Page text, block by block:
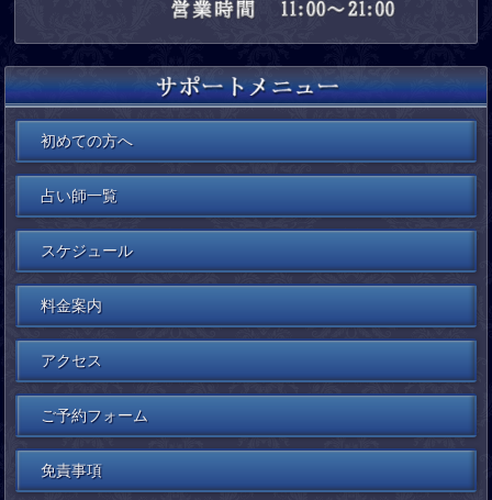
初めての方へ
占い師一覧
スケジュール
料金案内
アクセス
ご予約フォーム
免責事項